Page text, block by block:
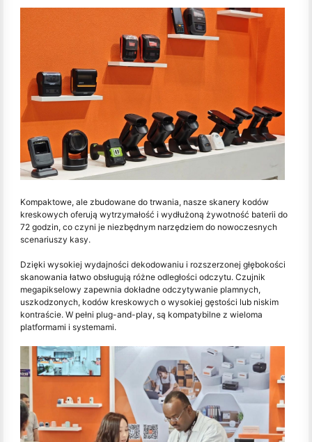
Kompaktowe, ale zbudowane do trwania, nasze skanery kodów
kreskowych oferują wytrzymałość i wydłużoną żywotność baterii do
72 godzin, co czyni je niezbędnym narzędziem do nowoczesnych
scenariuszy kasy.
Dzięki wysokiej wydajności dekodowaniu i rozszerzonej głębokości
skanowania łatwo obsługują różne odległości odczytu. Czujnik
megapikselowy zapewnia dokładne odczytywanie plamnych,
uszkodzonych, kodów kreskowych o wysokiej gęstości lub niskim
kontraście. W pełni plug-and-play, są kompatybilne z wieloma
platformami i systemami.